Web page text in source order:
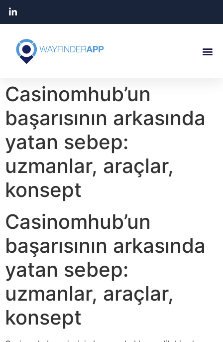
Casinomhub’un
başarısının arkasında
yatan sebep:
uzmanlar, araçlar,
konsept
Casinomhub’un
başarısının arkasında
yatan sebep:
uzmanlar, araçlar,
konsept